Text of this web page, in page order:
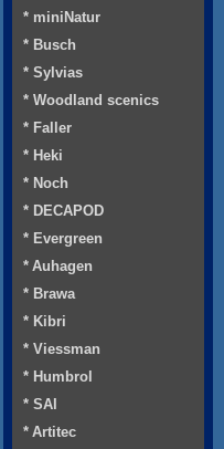
* miniNatur
* Busch
* Sylvias
* Woodland scenics
* Faller
* Heki
* Noch
* DECAPOD
* Evergreen
* Auhagen
* Brawa
* Kibri
* Viessman
* Humbrol
* SAI
* Artitec